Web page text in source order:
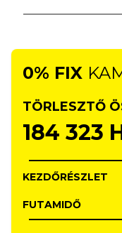
0% FIX
TÖRLESZTŐ
184 323
KEZDŐRÉSZLET
FUTAMIDŐ